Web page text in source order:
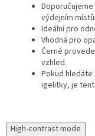
výdejním
Ideální pro
Vhodná pro
Černé
vzhled.
Pokud
igelitky, je
High-contrast mode